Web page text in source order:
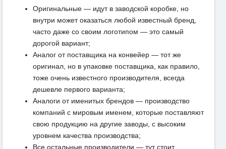
Оригинальные — идут в заводской коробке, но
внутри может оказаться любой известный бренд,
часто даже со своим логотипом — это самый
дорогой вариант;
Аналог от поставщика на конвейер — тот же
оригинал, но в упаковке поставщика, как правило,
тоже очень известного производителя, всегда
дешевле первого варианта;
Аналоги от именитых брендов — производство
компаний с мировым именем, которые поставляют
свою продукцию на другие заводы, с высоким
уровнем качества производства;
Все остальные производители — тут стоит